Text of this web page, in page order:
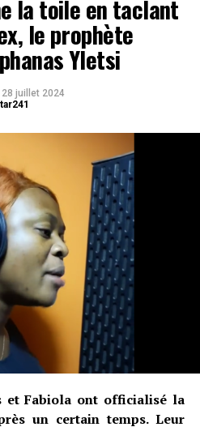
la toile en taclant
le prophète
Yletsi
28 juillet 2024
et Fabiola ont officialisé la
un certain temps. Leur